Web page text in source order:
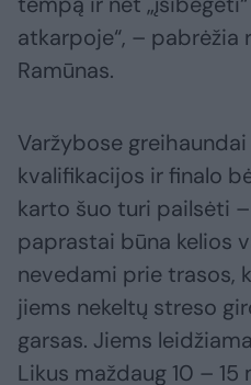
atkarpoje“, – pabrėžia
Ramūnas.
Varžybose
kvalifikacijos ir finalo
karto šuo turi pailsėti
paprastai būna kelios
nevedami prie trasos,
jiems nekeltų streso
garsas. Jiems
Likus maždaug 10 –